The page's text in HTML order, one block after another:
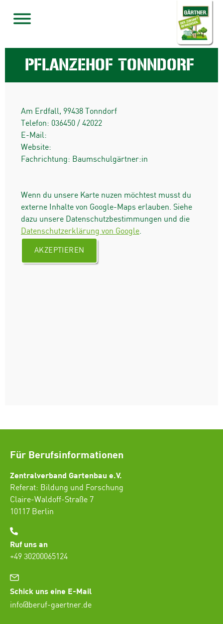
PFLANZEHOF TONNDORF
Am Erdfall, 99438
Tonndorf
Telefon: 036450 / 42022
E-Mail:
Website:
Fachrichtung: Baumschulgärtner:in
Wenn du unsere Karte nuzen möchtest musst du
externe Inhalte von Google-Maps erlauben. Siehe
dazu unsere Datenschutzbestimmungen und die
Datenschutzerklärung von Google.
AKZEPTIEREN
Für Berufsinformationen
Zentralverband Gartenbau e.V.
Referat: Bildung und Forschung
Claire-Waldoff-Straße 7
10117 Berlin
Ruf uns an
+49 30200065124
Schick uns eine E-Mail
info@beruf-gaertner.de